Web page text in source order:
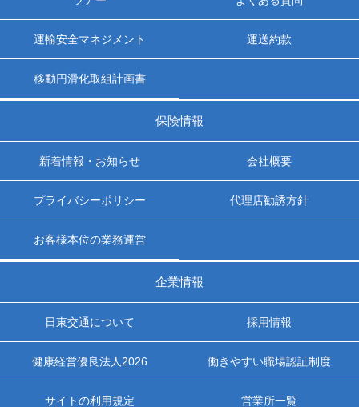
採用
保険
日東交通について
お問い合わせ
運輸安全マネジメント 運送約款
移動円滑化取組計画書
保険情報
新着情報・お知らせ 会社概要
プライバシーポリシー 代理店勧誘方針
お客様本位の業務運営
企業情報
日東交通について 採用情報
健康経営優良法人2026 働きやすい職場認証制度
サイトの利用規定 営業所一覧